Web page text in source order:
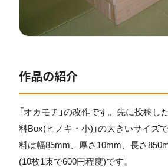
作品の紹介
「オカモチ」の改作です。先に投稿し
料Box(ヒノキ・小)」の大きいサイズ
料は幅85mm、厚さ10mm、長さ
(10枚1束で600円程度)です。